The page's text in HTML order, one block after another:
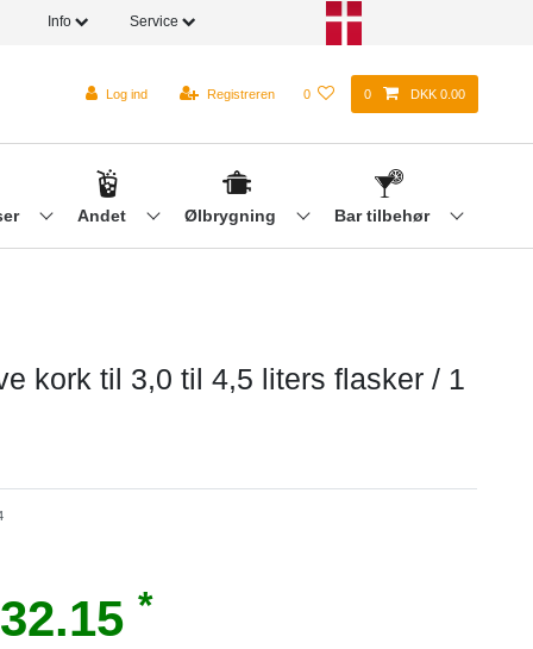
Info Service
Log ind Registreren 0 0 DKK 0.00
Andet Ølbrygning Bar tilbehør
kork til 3,0 til 4,5 liters flasker / 1
*